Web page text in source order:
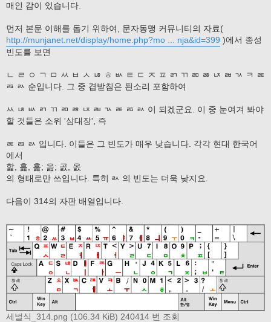
매인 감이 있습니다.
먼저 본문 이해를 돕기 위하여, 문자동맹 커뮤니티의 자료(
http://munjanet.net/display/home.php?mo ... nja&id=399 )에서 종성
빈도를 보면
ㄴ ㄹ ㅇ ㄱ ㅁ ㅆ ㅂ ㅅ ㄶ ㅎ ㅄ ㅌ ㄷ ㅈ ㅍ ㄺ ㄲ ㄻ ㅀ ㄵ ㄼ ㄳ ㅋ ㄾ
ㄿ ㄽ 순입니다. 그 중 겹받침은 된소리 포함하여
ㅆ ㄶ ㅄ ㄺ ㄲ ㄻ ㅀ ㄵ ㄼ ㄳ ㄾ ㄿ ㄽ 이 되겠군요. 이 중 눈여겨 봐야
할 것들은 소위 '삼대장', 즉
ㄾ ㄿ ㄽ 입니다. 이들은 그 빈도가 매우 낮습니다. 각각 현대 한국어
에서
핥, 홅, 훑; 읊; 곬, 옰
의 형태로만 쓰입니다. 특히 ㄽ 의 빈도는 더욱 낮지요.
다음이 314의 자판 배열입니다.
세벌식_314.png (106.34 KiB) 240414 번 조회